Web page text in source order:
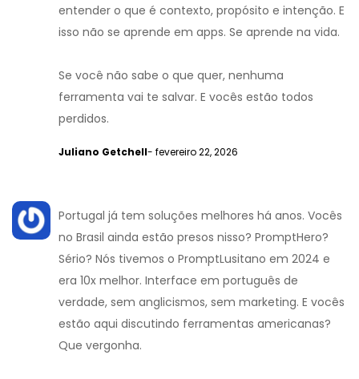
entender o que é contexto, propósito e intenção. E
isso não se aprende em apps. Se aprende na vida.
Se você não sabe o que quer, nenhuma
ferramenta vai te salvar. E vocês estão todos
perdidos.
Juliano Getchell- fevereiro 22, 2026
Portugal já tem soluções melhores há anos. Vocês
no Brasil ainda estão presos nisso? PromptHero?
Sério? Nós tivemos o PromptLusitano em 2024 e
era 10x melhor. Interface em português de
verdade, sem anglicismos, sem marketing. E vocês
estão aqui discutindo ferramentas americanas?
Que vergonha.